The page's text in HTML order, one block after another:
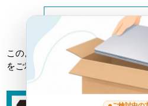
詳しくは総務
このようなトラブルに巻き込まれ
をご利用ください。